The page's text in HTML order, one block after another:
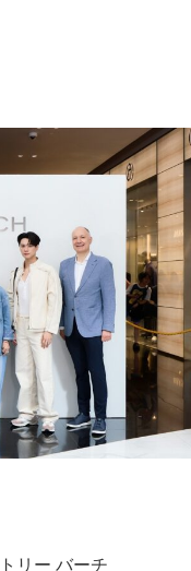
リー バーチ